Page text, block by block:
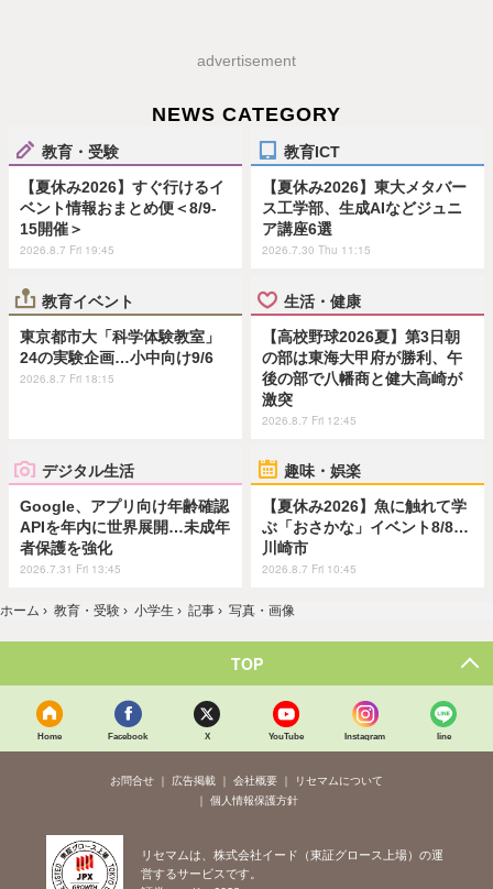
advertisement
NEWS CATEGORY
教育・受験
【夏休み2026】すぐ行けるイ
ベント情報おまとめ便＜8/9-
15開催＞
2026.8.7 Fri 19:45
教育ICT
【夏休み2026】東大メタバー
ス工学部、生成AIなどジュニ
ア講座6選
2026.7.30 Thu 11:15
教育イベント
東京都市大「科学体験教室」
24の実験企画…小中向け9/6
2026.8.7 Fri 18:15
生活・健康
【高校野球2026夏】第3日朝
の部は東海大甲府が勝利、午
後の部で八幡商と健大高崎が
激突
2026.8.7 Fri 12:45
デジタル生活
Google、アプリ向け年齢確認
APIを年内に世界展開…未成年
者保護を強化
2026.7.31 Fri 13:45
趣味・娯楽
【夏休み2026】魚に触れて学
ぶ「おさかな」イベント8/8…
川崎市
2026.8.7 Fri 10:45
ホーム › 教育・受験 › 小学生 › 記事 › 写真・画像
TOP
Home Facebook X YouTube Instagram line
お問合せ 広告掲載 会社概要
リセマムについて
個人情報保護方針
リセマムは、株式会社イード（東証グロース上場）の運
営するサービスです。